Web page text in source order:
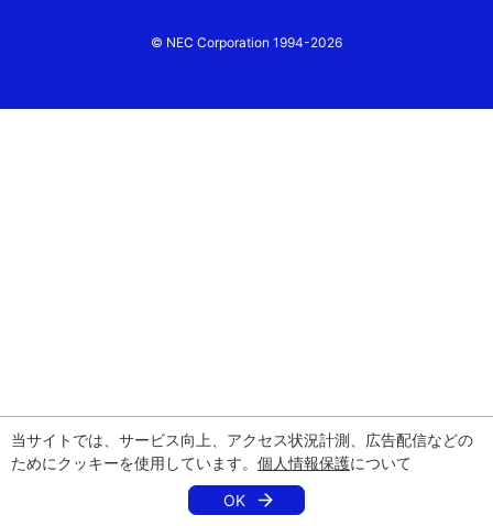
当サイトでは、サービス向上、アクセス状況計測、広告配信などの
ためにクッキーを使用しています。 個人情報保護について
OK
© NEC Corporation 1994-2026